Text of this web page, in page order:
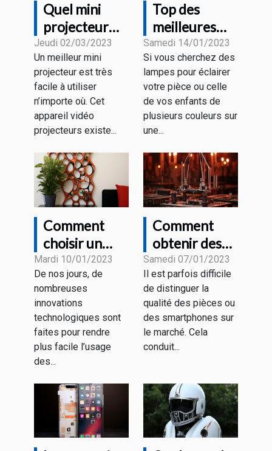
Quel mini
projecteur
faut-il choisir
en 2023 ?
Jeudi 02/03/2023
Un meilleur mini
projecteur est très
facile à utiliser
n’importe où. Cet
appareil vidéo
projecteurs existe...
Top des
meilleures
collections de
CHAMBRE
AESTHETIC
LED du
moment
Samedi 14/01/2023
Si vous cherchez des
lampes pour éclairer
votre pièce ou celle
de vos enfants de
plusieurs couleurs sur
une...
Comment
choisir un
support
tablette
design ?
Mardi 10/01/2023
De nos jours, de
nombreuses
innovations
technologiques sont
faites pour rendre
plus facile l’usage
des...
Comment
obtenir des
pièces ou des
smartphones
de qualité ?
Samedi 07/01/2023
Il est parfois difficile
de distinguer la
qualité des pièces ou
des smartphones sur
le marché. Cela
conduit...